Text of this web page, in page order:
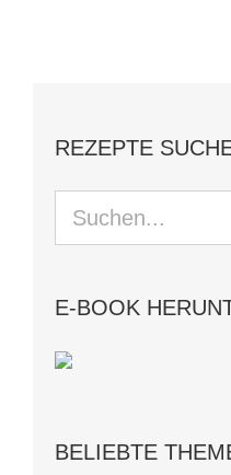
REZEPTE
Suche
nach:
E-BOOK
BELIEBTE